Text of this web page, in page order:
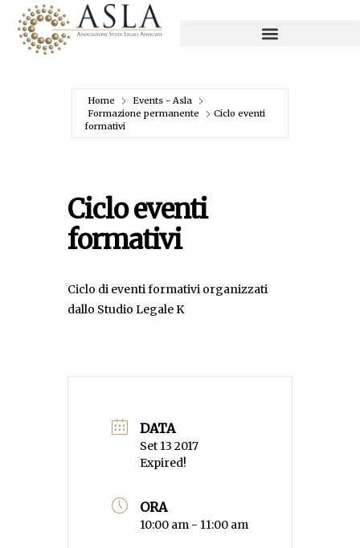
Home
Events - Asla
Formazione permanente
Ciclo eventi
formativi
Ciclo eventi
formativi
Ciclo di eventi formativi organizzati
dallo Studio Legale K
DATA
Set 13 2017
Expired!
ORA
10:00 am - 11:00 am